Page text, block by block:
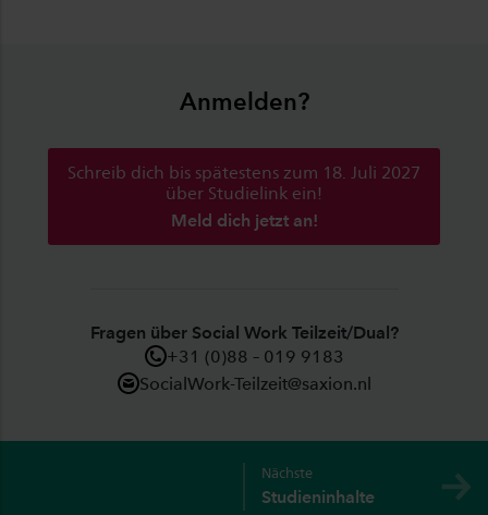
Anmelden?
Schreib dich bis spätestens zum 18. Juli 2027
über Studielink ein!
Meld dich jetzt an!
Fragen über Social Work Teilzeit/Dual?
+31 (0)88 – 019 9183
SocialWork-Teilzeit@saxion.nl
Nächste
Studieninhalte